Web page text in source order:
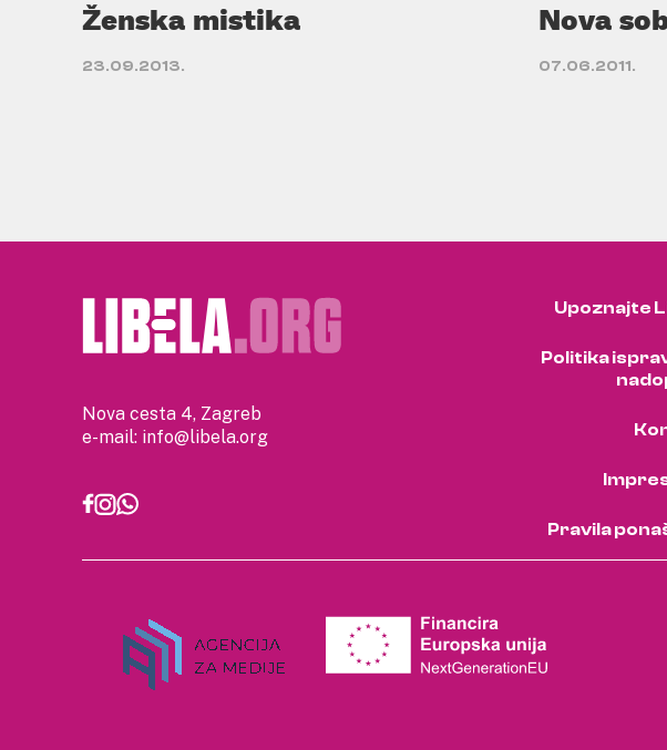
Ženska mistika
23.09.2013.
Nova
07.06.2011.
Nova cesta 4, Zagreb
e-mail: info@libela.org
Upoznajte
Politika
Pravila